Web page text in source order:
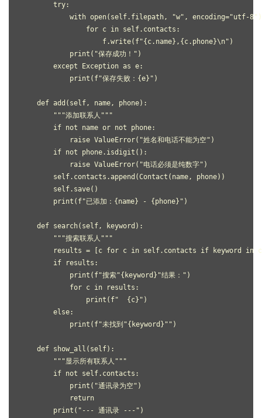
        try:
with open(self.filepath, "w", encoding="utf-
                for c in self.contacts:
                    f.write(f"{c.name},{c.phone}\n")
            print("保存成功！")
        except Exception as e:
            print(f"保存失败：{e}")
    def add(self, name, phone):
        """添加联系人"""
        if not name or not phone:
            raise ValueError("姓名和电话不能为空")
        if not phone.isdigit():
            raise ValueError("电话必须是纯数字")
        self.contacts.append(Contact(name, phone))
        self.save()
        print(f"已添加：{name} - {phone}")
    def search(self, keyword):
        """搜索联系人"""
results = [c for c in self.contacts if keyword in
        if results:
            print(f"搜索"{keyword}"结果：")
            for c in results:
                print(f"  {c}")
        else:
            print(f"未找到"{keyword}"")
    def show_all(self):
        """显示所有联系人"""
        if not self.contacts:
            print("通讯录为空")
            return
        print("--- 通讯录 ---")